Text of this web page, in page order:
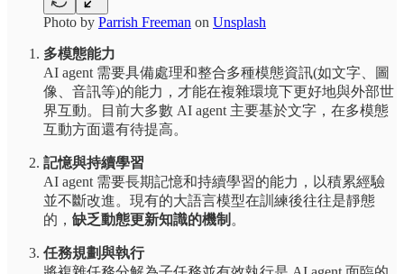
Photo by Parrish Freeman on Unsplash
多模態能力
AI agent 需要具備處理和整合多種模態資訊(如文字、圖
像、音訊等)的能力，才能在複雜環境下更好地與外部世
界互動。目前大多數 AI agent 主要基於文字，在多模態
互動方面還有待提高。
記憶與持續學習
AI agent 需要長期記憶和持續學習的能力，以積累經驗
並不斷改進。現有的大語言模型在訓練後往往是靜態
的， 缺乏動態更新知識的機制 。
任務規劃與執行